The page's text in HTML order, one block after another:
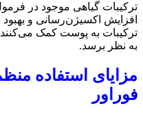
ترکیبات گیاهی موجود در
افزایش اکسیژن‌رسانی و
ترکیبات به پوست کمک می‌کنند
به نظر برسد.
مزایای استفاده
فوراور